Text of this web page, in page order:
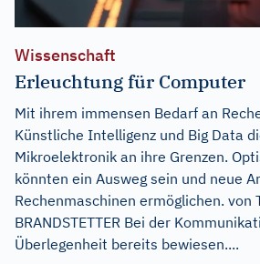
Wissenschaft
Erleuchtung für Computer
Mit ihrem immensen Bedarf an
Künstliche Intelligenz und Big Data
Mikroelektronik an ihre Grenzen.
könnten ein Ausweg sein und neue
Rechenmaschinen ermöglichen. von
BRANDSTETTER Bei der
Überlegenheit bereits bewiesen....